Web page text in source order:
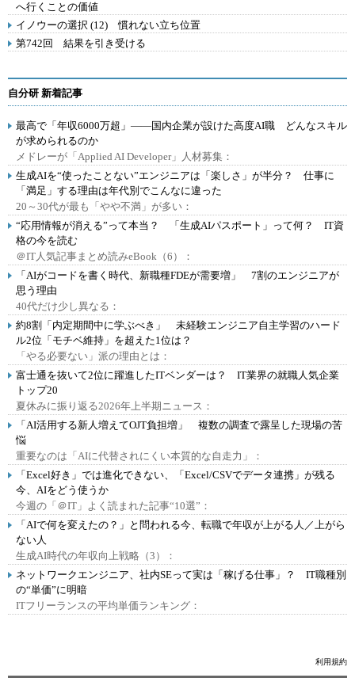
へ行くことの価値
イノウーの選択 (12) 慣れない立ち位置
第742回 結果を引き受ける
自分研 新着記事
最高で「年収6000万超」――国内企業が設けた高度AI職 どんなスキル
が求められるのか
メドレーが「Applied AI Developer」人材募集：
生成AIを“使ったことない”エンジニアは「楽しさ」が半分？ 仕事に
「満足」する理由は年代別でこんなに違った
20～30代が最も「やや不満」が多い：
“応用情報が消える”って本当？ 「生成AIパスポート」って何？ IT資
格の今を読む
＠IT人気記事まとめ読みeBook（6）：
「AIがコードを書く時代、新職種FDEが需要増」 7割のエンジニアが
思う理由
40代だけ少し異なる：
約8割「内定期間中に学ぶべき」 未経験エンジニア自主学習のハード
ル2位「モチベ維持」を超えた1位は？
「やる必要ない」派の理由とは：
富士通を抜いて2位に躍進したITベンダーは？ IT業界の就職人気企業
トップ20
夏休みに振り返る2026年上半期ニュース：
「AI活用する新人増えてOJT負担増」 複数の調査で露呈した現場の苦
悩
重要なのは「AIに代替されにくい本質的な自走力」：
「Excel好き」では進化できない、「Excel/CSVでデータ連携」が残る
今、AIをどう使うか
今週の「＠IT」よく読まれた記事“10選”：
「AIで何を変えたの？」と問われる今、転職で年収が上がる人／上がら
ない人
生成AI時代の年収向上戦略（3）：
ネットワークエンジニア、社内SEって実は「稼げる仕事」？ IT職種別
の“単価”に明暗
ITフリーランスの平均単価ランキング：
利用規約